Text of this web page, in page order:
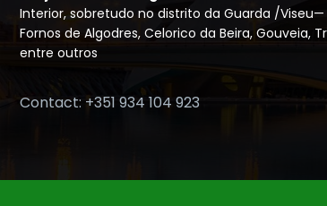
Interior, sobretudo no distrito da Guarda /
Fornos de Algodres, Celorico da Beira, Gouveia,
entre outros
Contact: +351 934 104 923